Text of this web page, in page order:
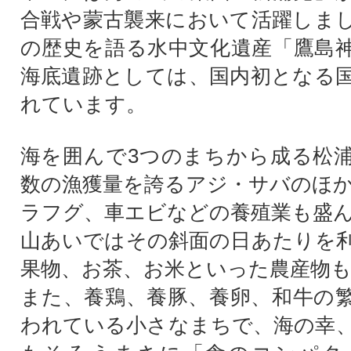
合戦や蒙古襲来において活躍しま
の歴史を語る水中文化遺産「鷹島
海底遺跡としては、国内初となる
れています。
海を囲んで3つのまちから成る松
数の漁獲量を誇るアジ・サバのほ
ラフグ、車エビなどの養殖業も盛
山あいではその斜面の日あたりを
果物、お茶、お米といった農産物
また、養鶏、養豚、養卵、和牛の
われている小さなまちで、海の幸